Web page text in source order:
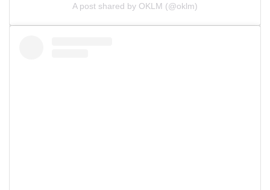
A post shared by OKLM (@oklm)